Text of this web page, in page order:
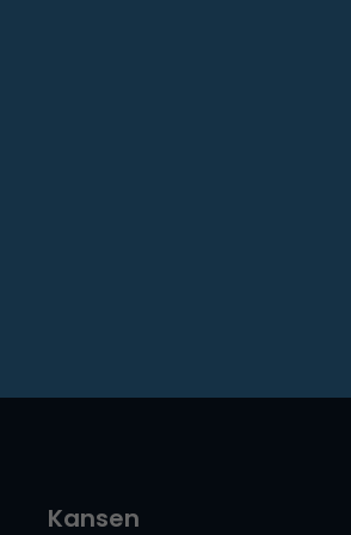
Kansen